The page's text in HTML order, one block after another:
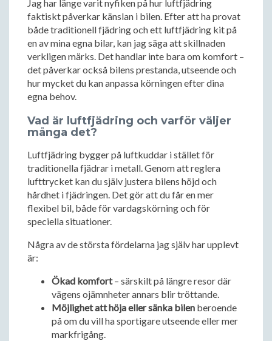
Jag har länge varit nyfiken på hur luftfjädring
faktiskt påverkar känslan i bilen. Efter att ha provat
både traditionell fjädring och ett luftfjädring kit på
en av mina egna bilar, kan jag säga att skillnaden
verkligen märks. Det handlar inte bara om komfort –
det påverkar också bilens prestanda, utseende och
hur mycket du kan anpassa körningen efter dina
egna behov.
Vad är luftfjädring och varför väljer
många det?
Luftfjädring bygger på luftkuddar i stället för
traditionella fjädrar i metall. Genom att reglera
lufttrycket kan du själv justera bilens höjd och
hårdhet i fjädringen. Det gör att du får en mer
flexibel bil, både för vardagskörning och för
speciella situationer.
Några av de största fördelarna jag själv har upplevt
är:
Ökad komfort– särskilt på längre resor där
vägens ojämnheter annars blir tröttande.
Möjlighet att höja eller sänka bilen beroende
på om du vill ha sportigare utseende eller mer
markfrigång.